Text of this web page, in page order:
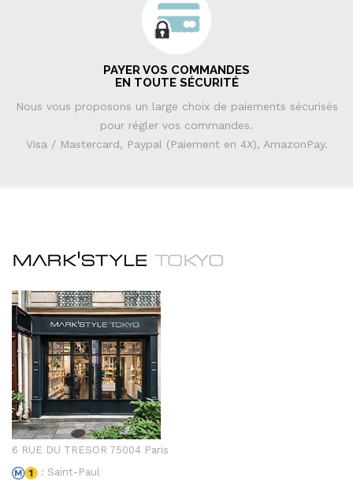
PAYER VOS COMMANDES
EN TOUTE SÉCURITÉ
Nous vous proposons un large choix de paiements sécurisés
pour régler vos commandes.
Visa / Mastercard, Paypal (Paiement en 4X), AmazonPay.
6 RUE DU TRESOR 75004 Paris
: Saint-Paul